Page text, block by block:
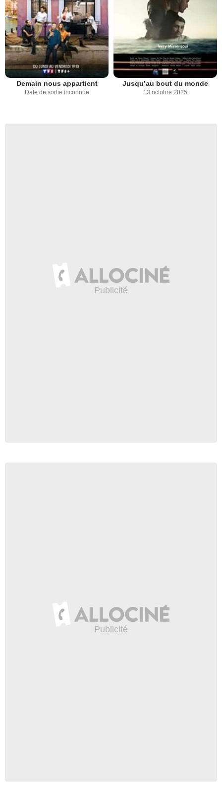
Demain nous appartient
Date de sortie inconnue
Jusqu’au bout du monde
13 octobre 2025